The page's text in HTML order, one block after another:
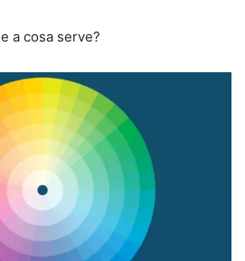
e a cosa serve?